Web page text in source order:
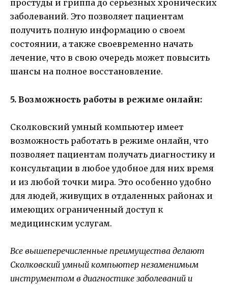
простуды и гриппа до серьезных хронических
заболеваний. Это позволяет пациентам
получить полную информацию о своем
состоянии, а также своевременно начать
лечение, что в свою очередь может повысить
шансы на полное восстановление.
5. Возможность работы в режиме онлайн:
Сколковский умный компьютер имеет
возможность работать в режиме онлайн, что
позволяет пациентам получать диагностику и
консультации в любое удобное для них время
и из любой точки мира. Это особенно удобно
для людей, живущих в отдаленных районах и
имеющих ограниченный доступ к
медицинским услугам.
Все вышеперечисленные преимущества делают
Сколковский умный компьютер незаменимым
инструментом в диагностике заболеваний и